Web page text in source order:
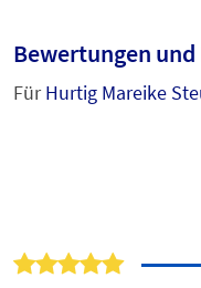
Bewertungen
FürHurtig Mareike